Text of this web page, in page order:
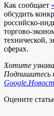
Как сообщает
обсудить
российско-
торгово-
технической,
сферах.
Хотите
Подпишитесь
Оцените